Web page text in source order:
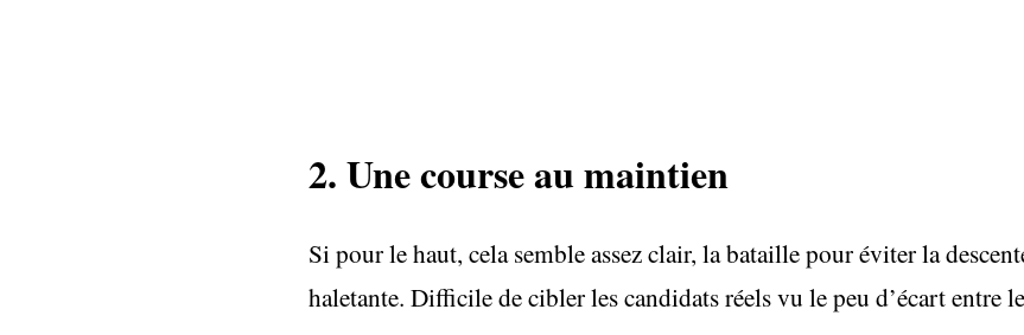
2. Une course au maintien
Si pour le haut, cela semble assez clair, la bataille pour éviter la
haletante. Difficile de cibler les candidats réels vu le peu d’écart entre